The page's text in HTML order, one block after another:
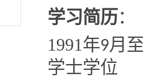
学习简历：
1991年9月
学士学位